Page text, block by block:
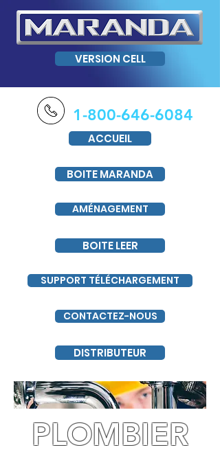
VERSION CELL
1-800-646-6084
ACCUEIL
BOITE MARANDA
AMÉNAGEMENT
BOITE LEER
SUPPORT TÉLÉCHARGEMENT
CONTACTEZ-NOUS
DISTRIBUTEUR
PLOMBIER